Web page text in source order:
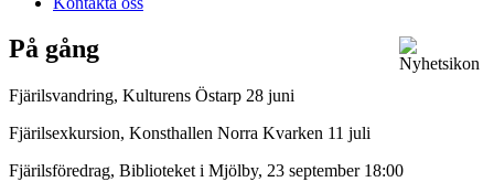
På gång
Fjärilsvandring, Kulturens Östarp 28 juni
Fjärilsexkursion, Konsthallen Norra Kvarken 11 juli
Fjärilsföredrag, Biblioteket i Mjölby, 23 september 18:00